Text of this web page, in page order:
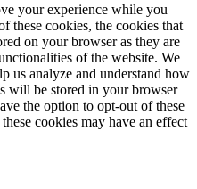
your experience while you
these cookies, the cookies that
on your browser as they are
of the website. We
us analyze and understand how
will be stored in your browser
the option to opt-out of these
cookies may have an effect